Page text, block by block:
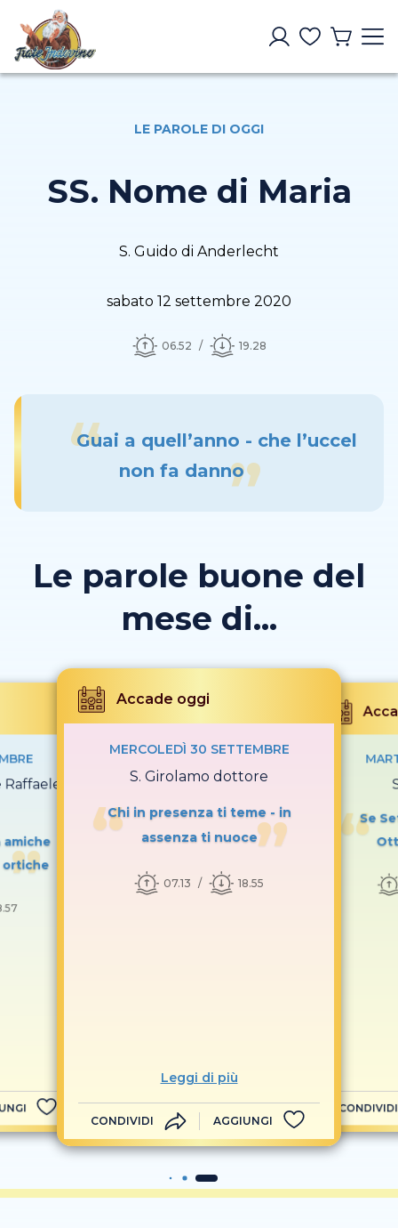
LE PAROLE DI OGGI
SS. Nome di Maria
S. Guido di Anderlecht
sabato 12 settembre 2020
06.52 19.28
Guai a quell’anno - che l’uccel
non fa danno
Le parole buone del
mese di...
Raffaele
amiche
ortiche
Accade oggi
MERCOLEDÌ 30 SETTEMBRE
S. Girolamo dottore
Chi in presenza ti teme - in
assenza ti nuoce
07.13 18.55
Leggi di più
CONDIVIDI AGGIUNGI
Se
CONDIVIDI